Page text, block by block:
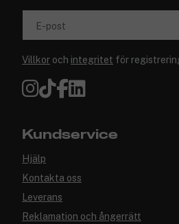
E-post
Villkor och integritet för
Kundservice
Hjälp
Kontakta oss
Leverans
Reklamation och ångerrätt